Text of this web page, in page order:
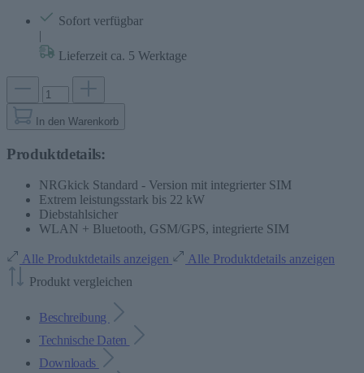
Sofort verfügbar
|
Lieferzeit ca. 5 Werktage
In den Warenkorb
Produktdetails:
NRGkick Standard - Version mit integrierter SIM
Extrem leistungsstark bis 22 kW
Diebstahlsicher
WLAN + Bluetooth, GSM/GPS, integrierte SIM
Alle Produktdetails anzeigen
Alle Produktdetails anzeigen
Produkt vergleichen
Beschreibung
Technische Daten
Downloads